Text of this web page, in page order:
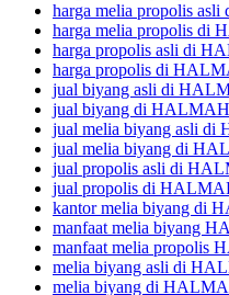
harga melia propolis
harga melia propolis di
harga propolis asli di
harga propolis di
jual biyang asli di
jual biyang di
jual melia biyang asli
jual melia biyang di
jual propolis asli di
jual propolis di
kantor melia biyang di
manfaat melia biyang
manfaat melia propolis
melia biyang asli di
melia biyang di